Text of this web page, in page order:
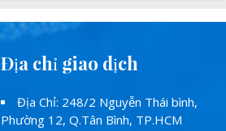
Địa chỉ giao dịch
Địa Chỉ: 248/2 Nguyễn Thái bình,
Phường 12, Q.Tân Bình, TP.HCM